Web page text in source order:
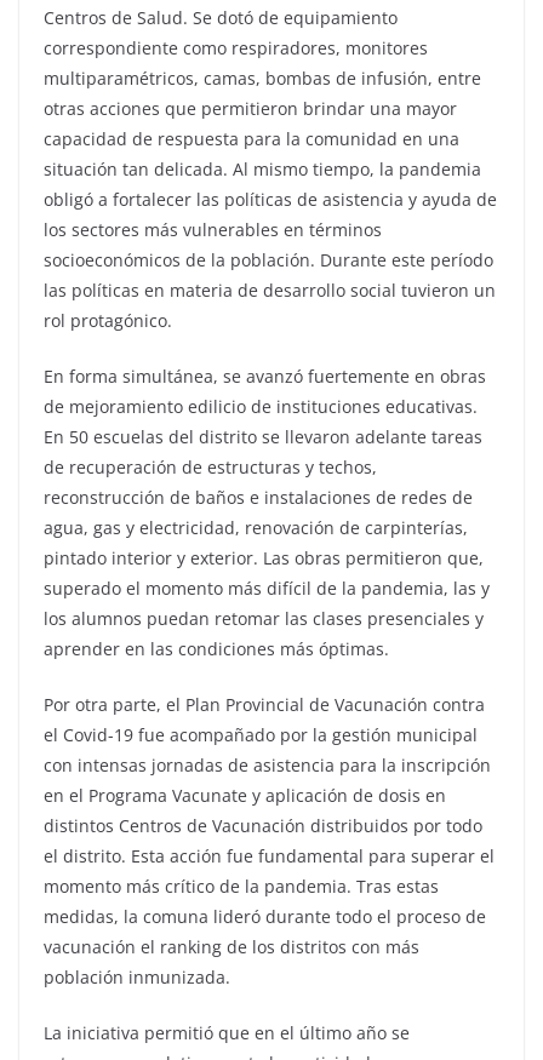
Centros de Salud. Se dotó de equipamiento
correspondiente como respiradores, monitores
multiparamétricos, camas, bombas de infusión, entre
otras acciones que permitieron brindar una mayor
capacidad de respuesta para la comunidad en una
situación tan delicada. Al mismo tiempo, la pandemia
obligó a fortalecer las políticas de asistencia y ayuda de
los sectores más vulnerables en términos
socioeconómicos de la población. Durante este período
las políticas en materia de desarrollo social tuvieron un
rol protagónico.
En forma simultánea, se avanzó fuertemente en obras
de mejoramiento edilicio de instituciones educativas.
En 50 escuelas del distrito se llevaron adelante tareas
de recuperación de estructuras y techos,
reconstrucción de baños e instalaciones de redes de
agua, gas y electricidad, renovación de carpinterías,
pintado interior y exterior. Las obras permitieron que,
superado el momento más difícil de la pandemia, las y
los alumnos puedan retomar las clases presenciales y
aprender en las condiciones más óptimas.
Por otra parte, el Plan Provincial de Vacunación contra
el Covid-19 fue acompañado por la gestión municipal
con intensas jornadas de asistencia para la inscripción
en el Programa Vacunate y aplicación de dosis en
distintos Centros de Vacunación distribuidos por todo
el distrito. Esta acción fue fundamental para superar el
momento más crítico de la pandemia. Tras estas
medidas, la comuna lideró durante todo el proceso de
vacunación el ranking de los distritos con más
población inmunizada.
La iniciativa permitió que en el último año se